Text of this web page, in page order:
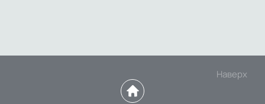
Наверх